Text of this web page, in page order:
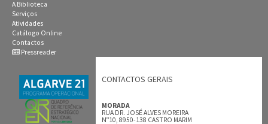
A Biblioteca
Serviços
Atividades
Catálogo Online
Contactos
Pressreader
CONTACTOS GERAIS
MORADA
RUA DR. JOSÉ ALVES MOREIRA
Nº10, 8950-138 CASTRO MARIM